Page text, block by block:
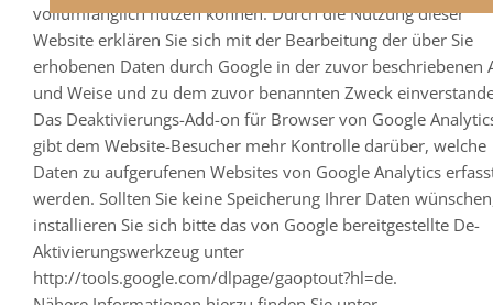
vollumfänglich nutzen können. Durch die Nutzung dieser
Website erklären Sie sich mit der Bearbeitung der über Sie
erhobenen Daten durch Google in der zuvor beschriebenen
und Weise und zu dem zuvor benannten Zweck
Das Deaktivierungs-Add-on für Browser von Google
gibt dem Website-Besucher mehr Kontrolle darüber, welche
Daten zu aufgerufenen Websites von Google Analytics
werden. Sollten Sie keine Speicherung Ihrer Daten
installieren Sie sich bitte das von Google bereitgestellte De-
Aktivierungswerkzeug unter
http://tools.google.com/dlpage/gaoptout?hl=de.